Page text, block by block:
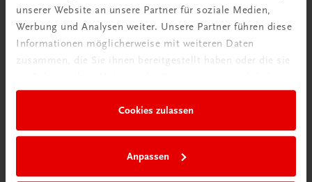
unserer Website an unsere Partner für soziale Medien,
Werbung und Analysen weiter. Unsere Partner führen diese
Informationen möglicherweise mit weiteren Daten
zusammen, die Sie ihnen bereitgestellt haben oder die sie
Cookies zulassen
Anpassen
TRAUNER Verlag + Buchservice GmbH
Köglstraße 14 | 4020 Linz
Tel.:+43 732 778241
buchservice@trauner.at
WhatsApp:+43 664 88 58 69 41